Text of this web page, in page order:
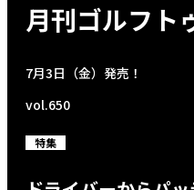
月刊ゴルフト
7月3日（金）発売！
vol.650
特集